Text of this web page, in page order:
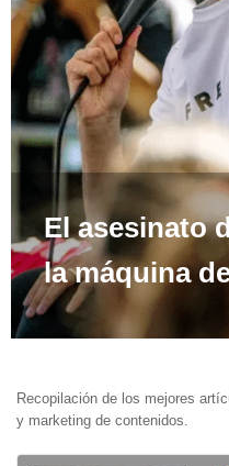
El asesinato
la máquina
Recopilación de los mejores
y marketing de contenidos.